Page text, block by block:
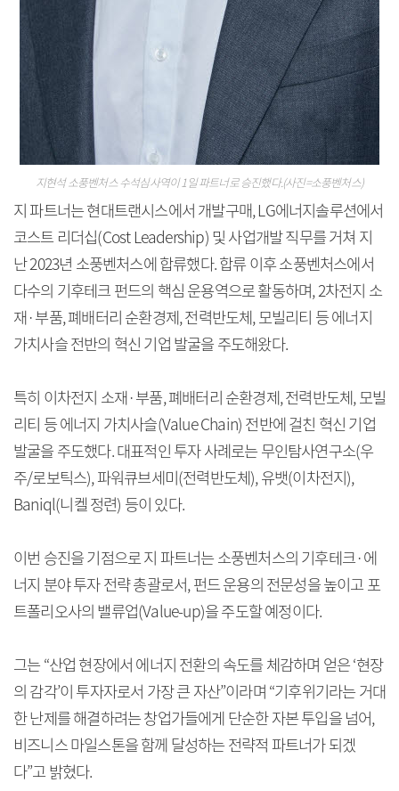
지현석 소풍벤처스 수석심사역이 1일 파트너로 승진했다.(사진=소풍벤처스)
지 파트너는 현대트랜시스에서 개발구매, LG에너지솔루션에서
코스트 리더십(Cost Leadership) 및 사업개발 직무를 거쳐 지
난 2023년 소풍벤처스에 합류했다. 합류 이후 소풍벤처스에서
다수의 기후테크 펀드의 핵심 운용역으로 활동하며, 2차전지 소
재·부품, 폐배터리 순환경제, 전력반도체, 모빌리티 등 에너지
가치사슬 전반의 혁신 기업 발굴을 주도해왔다.
특히 이차전지 소재·부품, 폐배터리 순환경제, 전력반도체, 모빌
리티 등 에너지 가치사슬(Value Chain) 전반에 걸친 혁신 기업
발굴을 주도했다. 대표적인 투자 사례로는 무인탐사연구소(우
주/로보틱스), 파워큐브세미(전력반도체), 유뱃(이차전지),
Baniql(니켈 정련) 등이 있다.
이번 승진을 기점으로 지 파트너는 소풍벤처스의 기후테크·에
너지 분야 투자 전략 총괄로서, 펀드 운용의 전문성을 높이고 포
트폴리오사의 밸류업(Value-up)을 주도할 예정이다.
그는 “산업 현장에서 에너지 전환의 속도를 체감하며 얻은 ‘현장
의 감각’이 투자자로서 가장 큰 자산”이라며 “기후위기라는 거대
한 난제를 해결하려는 창업가들에게 단순한 자본 투입을 넘어,
비즈니스 마일스톤을 함께 달성하는 전략적 파트너가 되겠
다”고 밝혔다.